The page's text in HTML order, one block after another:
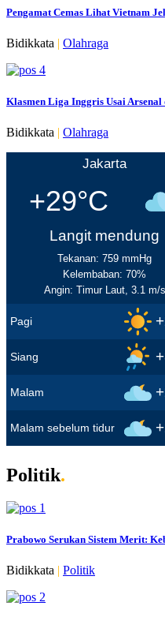
Pengamat Cemas Lihat Vietnam
Bidikkata | Olahraga
Klasmen Liga Inggris Usai Arsenal
Bidikkata | Olahraga
Jakarta
+29°C
Langit mendung
Tekanan: 759 mmHg
Kelembaban: 70%
Angin: Timur Laut, 3.1 m/s
Pagi
Siang
Malam
Malam sebelum tidur
Politik.
Prabowo Serukan Sistem Merit:
Bidikkata | Politik